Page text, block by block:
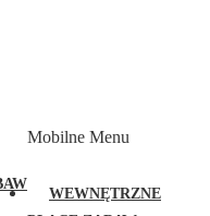
Mobilne Menu
WEWNĘTRZNE